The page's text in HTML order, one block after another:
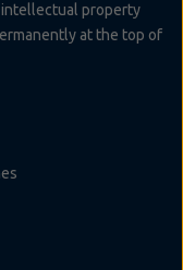
property
at the top of